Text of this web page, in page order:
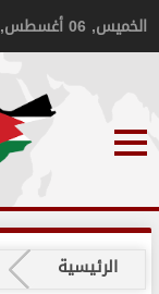
الخميس, 06 أغسطس, 2026
الرئيسية